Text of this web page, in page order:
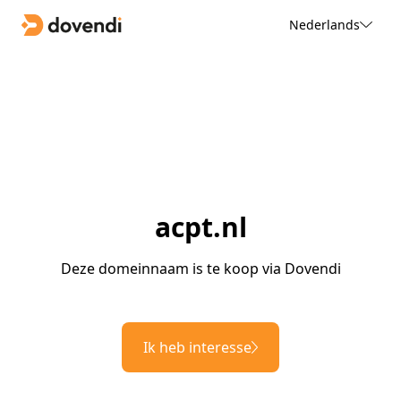
Nederlands
acpt.nl
Deze domeinnaam is te koop via Dovendi
Ik heb interesse